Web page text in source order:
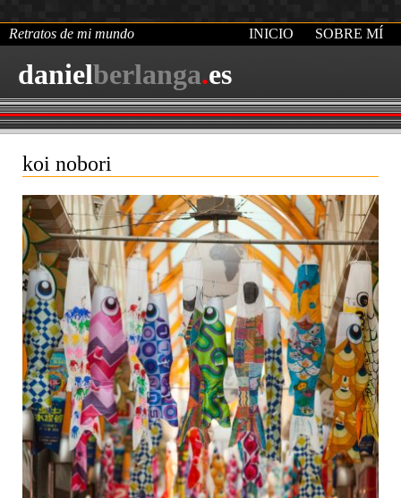
danielberlanga.es
Retratos de mi mundo INICIO SOBRE MÍ
koi nobori